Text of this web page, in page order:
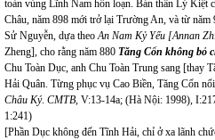
toàn vùng Lĩnh Nam hỗn loạn. Bản thân Lý Kiệt
Châu, năm 898 mới trở lại Trường An, và từ năm
Sử Nguyễn, dựa theoAn Nam Kỷ Yếu [Annan
Zheng], cho rằng năm 880 Tăng Cổn không bỏ
Chu Toàn Dục, anh Chu Toàn Trung sang [thay
Hải Quân. Từng phục vụ Cao Biền, Tăng Cổn
Châu Ký. CMTB, V:13-14a; (Hà Nội: 1998),
1:241)
[Phần Dục không đến Tĩnh Hải, chỉ ở xa lãnh